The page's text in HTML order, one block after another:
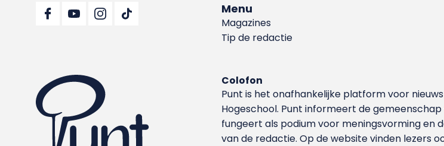
Menu
Magazines
Tip de redactie
Colofon
Punt is het onafhankelijke platform voor
Hoge­school. Punt informeert de
fungeert als podium voor meningsvorming en
van de redactie. Op de website vinden lezers